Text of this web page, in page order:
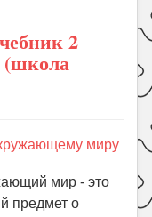
2
(школа
миру
мир - это
предмет о